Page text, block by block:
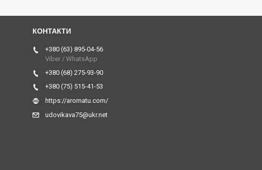
+380 (63) 895-04-56
Viber / WhatsApp
+380 (68) 275-93-90
+380 (75) 515-41-53
https://aromatu.com/
udovikava75@ukr.net